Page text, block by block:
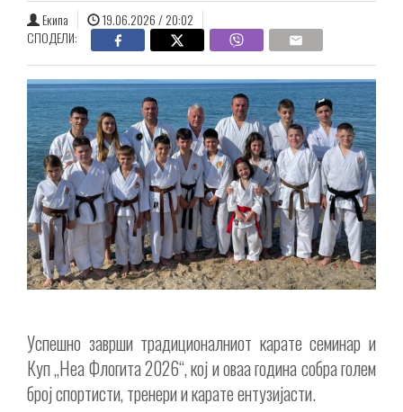
Екипа
19.06.2026 / 20:02
СПОДЕЛИ:
Успешно заврши традиционалниот карате семинар и
Куп „Неа Флогита 2026“, кој и оваа година собра голем
број спортисти, тренери и карате ентузијасти.